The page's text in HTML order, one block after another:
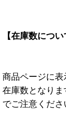
【在庫数につい
商品ページに
在庫数となり
でご注意くださ